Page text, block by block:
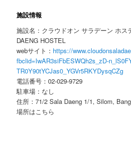
施設情報
施設名：クラウドオン サラデーン ホス
DAENG HOSTEL
webサイト： https://
fbclid=IwAR3siFbESWQh2s_zD-
TR0Y90tYCJas0_YGVr5RKYDysqCZg
電話番号：02-029-9729
駐車場：なし
住所：71/2 Sala Daeng 1/1, Silom,
場所はこちら